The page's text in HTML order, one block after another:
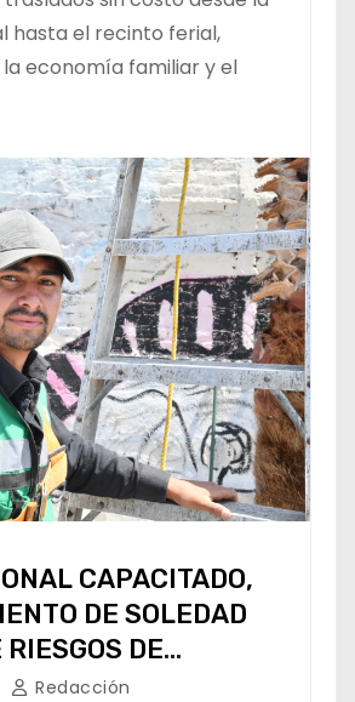
hasta el recinto ferial,
economía familiar y el
CAPACITADO,
DE SOLEDAD
DE
ELÉCTRICO
Redacción